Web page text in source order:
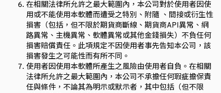
在相關法律所允許之最大範圍內，本公司對於使用者因使
用或不能使用本軟體而遭受之特別、附隨 、間接或衍生性
損害（包括，但不限於期貨商斷線、期貨商API異常、網
路異常、主機異常、軟體異常或其他金錢損失）不負任何
損害賠償責任。此項規定不因使用者事先告知本公司，該
損害發生之可能性而有所不同。
使用者因使用本軟體所產生之風險由使用者自負。在相關
法律所允許之最大範圍內，本公司不承擔任何瑕疵擔保責
任與條件，不論其為明示或默示者，其中包括（但不限